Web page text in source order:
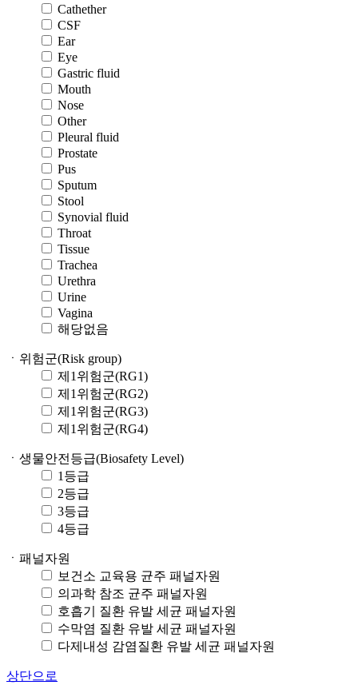
Cathether
CSF
Ear
Eye
Gastric fluid
Mouth
Nose
Other
Pleural fluid
Prostate
Pus
Sputum
Stool
Synovial fluid
Throat
Tissue
Trachea
Urethra
Urine
Vagina
해당없음
ㆍ위험군(Risk group)
제1위험군(RG1)
제1위험군(RG2)
제1위험군(RG3)
제1위험군(RG4)
ㆍ생물안전등급(Biosafety Level)
1등급
2등급
3등급
4등급
ㆍ패널자원
보건소 교육용 균주 패널자원
의과학 참조 균주 패널자원
호흡기 질환 유발 세균 패널자원
수막염 질환 유발 세균 패널자원
다제내성 감염질환 유발 세균 패널자원
상단으로